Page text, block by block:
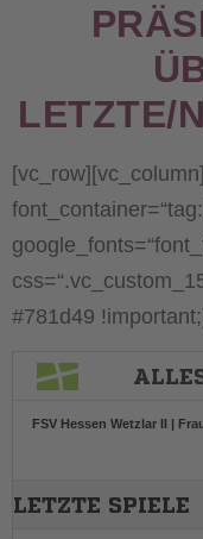
LETZTE/
#781d49